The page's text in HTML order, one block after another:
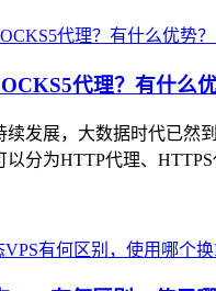
代理？有什么优
续发展，大数据时代已然
以分为HTTP代理、